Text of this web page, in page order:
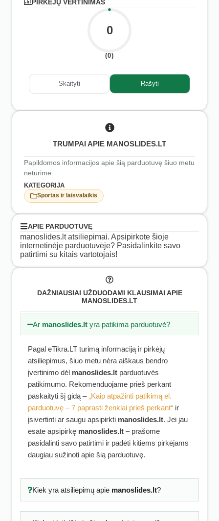
PIRKĖJŲ VERTINIMAS
0
(0)
Skaityti Rašyti
TRUMPAI APIE MANOSLIDES.LT
Papildomos informacijos apie šią parduotuvę šiuo metu
neturime.
KATEGORIJA
Sportas ir laisvalaikis
APIE PARDUOTUVĘ
manoslides.lt atsiliepimai. Apsipirkote šioje
internetinėje parduotuvėje? Pasidalinkite savo
patirtimi su kitais vartotojais!
DAŽNIAUSIAI UŽDUODAMI KLAUSIMAI APIE
MANOSLIDES.LT
Ar manoslides.lt yra patikima parduotuvė?
Pagal eTikra.LT turimą informaciją ir pirkėjų
atsiliepimus, šiuo metu nėra aiškaus bendro
įvertinimo dėl manoslides.lt parduotuvės
patikimumo. Rekomenduojame prieš perkant
paskaityti šį gidą –„Kaip atpažinti patikimą el.
parduotuvę – 7 paprasti ženklai prieš perkant“ ir
įsivertinti ar saugu apsipirkti manoslides.lt. Jei jau
esate apsipirkę manoslides.lt – prašome
pasidalinti savo patirtimi ir padėti kitiems pirkėjams
daugiau sužinoti apie šią parduotuvę.
Kiek yra atsiliepimų apie manoslides.lt?